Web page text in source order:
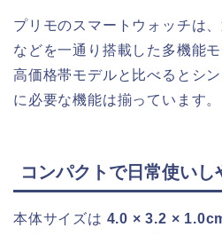
プリモのスマートウォッチは
などを一通り搭載した多機能モ
高価格帯モデルと比べるとシ
に必要な機能は揃っています。
コンパクトで日常使い
本体サイズは 4.0 × 3.2 ×